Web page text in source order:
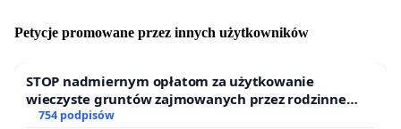
Petycje promowane przez innych użytkowników
STOP nadmiernym opłatom za użytkowanie
wieczyste gruntów zajmowanych przez rodzinne
ogrody działkowe.
754 podpisów